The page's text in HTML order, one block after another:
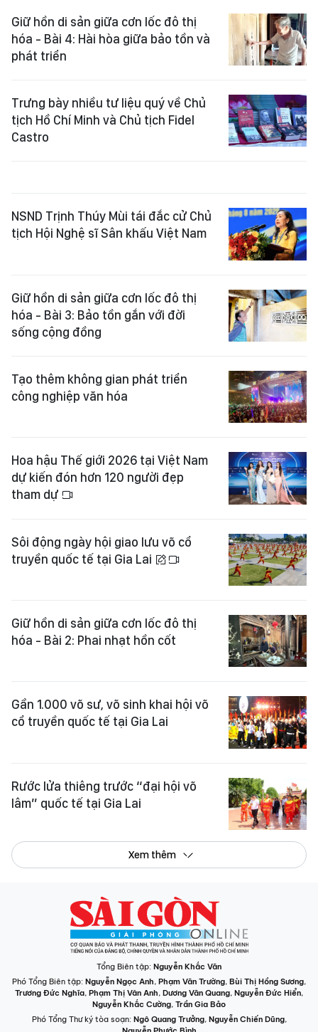
Giữ hồn di sản giữa cơn lốc đô thị
hóa - Bài 4: Hài hòa giữa bảo tồn và
phát triển
Trưng bày nhiều tư liệu quý về Chủ
tịch Hồ Chí Minh và Chủ tịch Fidel
Castro
NSND Trịnh Thúy Mùi tái đắc cử Chủ
tịch Hội Nghệ sĩ Sân khấu Việt Nam
Giữ hồn di sản giữa cơn lốc đô thị
hóa - Bài 3: Bảo tồn gắn với đời
sống cộng đồng
Tạo thêm không gian phát triển
công nghiệp văn hóa
Hoa hậu Thế giới 2026 tại Việt Nam
dự kiến đón hơn 120 người đẹp
tham dự
Sôi động ngày hội giao lưu võ cổ
truyền quốc tế tại Gia Lai
Giữ hồn di sản giữa cơn lốc đô thị
hóa - Bài 2: Phai nhạt hồn cốt
Gần 1.000 võ sư, võ sinh khai hội võ
cổ truyền quốc tế tại Gia Lai
Rước lửa thiêng trước “đại hội võ
lâm” quốc tế tại Gia Lai
Xem thêm
Tổng Biên tập: Nguyễn Khắc Văn
Phó Tổng Biên tập: Nguyễn Ngọc Anh, Phạm Văn Trường, Bùi Thị Hồng Sương,
Trương Đức Nghĩa, Phạm Thị Vân Anh, Dương Văn Quang, Nguyễn Đức Hiển,
Nguyễn Khắc Cường, Trần Gia Bảo
Phó Tổng Thư ký tòa soạn: Ngô Quang Trưởng, Nguyễn Chiến Dũng,